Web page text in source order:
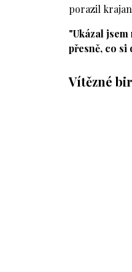
porazil
"Ukázal
přesně, co si
Vítězné